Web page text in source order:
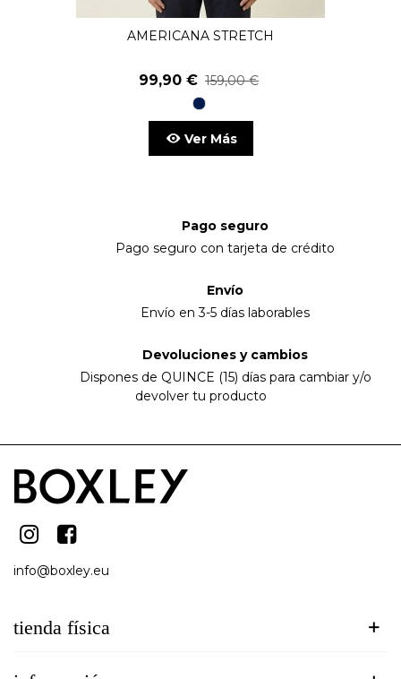
AMERICANA STRETCH
99,90 € 159,00 €
98
Ver Más
Pago seguro
Pago seguro con tarjeta de crédito
Envío
Envío en 3-5 días laborables
Devoluciones y cambios
Dispones de QUINCE (15) días para cambiar y/o
devolver tu producto
info@boxley.eu
tienda física